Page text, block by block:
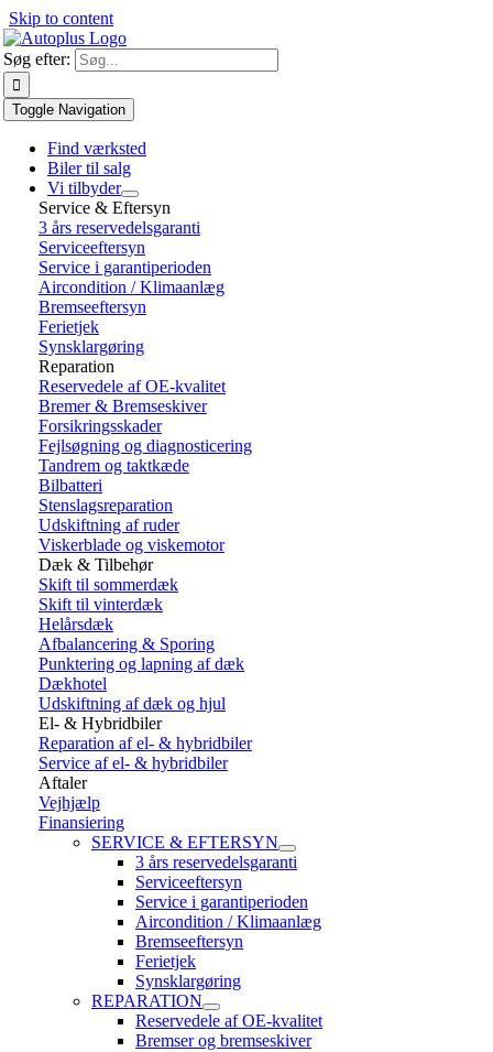
Skip to content
Søg efter:
Toggle Navigation
Find værksted
Biler til salg
Vi tilbyder
Service & Eftersyn
3 års reservedelsgaranti
Serviceeftersyn
Service i garantiperioden
Aircondition / Klimaanlæg
Bremseeftersyn
Ferietjek
Synsklargøring
Reparation
Reservedele af OE-kvalitet
Bremer & Bremseskiver
Forsikringsskader
Fejlsøgning og diagnosticering
Tandrem og taktkæde
Bilbatteri
Stenslagsreparation
Udskiftning af ruder
Viskerblade og viskemotor
Dæk & Tilbehør
Skift til sommerdæk
Skift til vinterdæk
Helårsdæk
Afbalancering & Sporing
Punktering og lapning af dæk
Dækhotel
Udskiftning af dæk og hjul
El- & Hybridbiler
Reparation af el- & hybridbiler
Service af el- & hybridbiler
Aftaler
Vejhjælp
Finansiering
SERVICE & EFTERSYN
3 års reservedelsgaranti
Serviceeftersyn
Service i garantiperioden
Aircondition / Klimaanlæg
Bremseeftersyn
Ferietjek
Synsklargøring
REPARATION
Reservedele af OE-kvalitet
Bremser og bremseskiver